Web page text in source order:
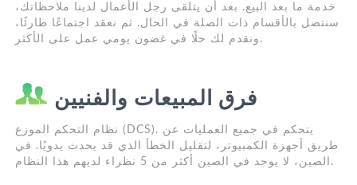
خدمة ما بعد البيع. بعد أن يتلقى رجل الأعمال لدينا ملاحظاتك،
سنتصل بالأقسام ذات الصلة في الحال. ثم نعقد اجتماعًا طارئًا،
ونقدم لك حلًا في غضون يومي عمل على الأكثر.
فرق المبيعات والفنيين
نظام التحكم الموزع (DCS). يتحكم في جميع العمليات عن
طريق أجهزة الكمبيوتر، لتقليل الخطأ الذي قد يحدث يدويًا. في
الصين، لا يوجد في الصين أكثر من 5 نظراء لديهم هذا النظام.